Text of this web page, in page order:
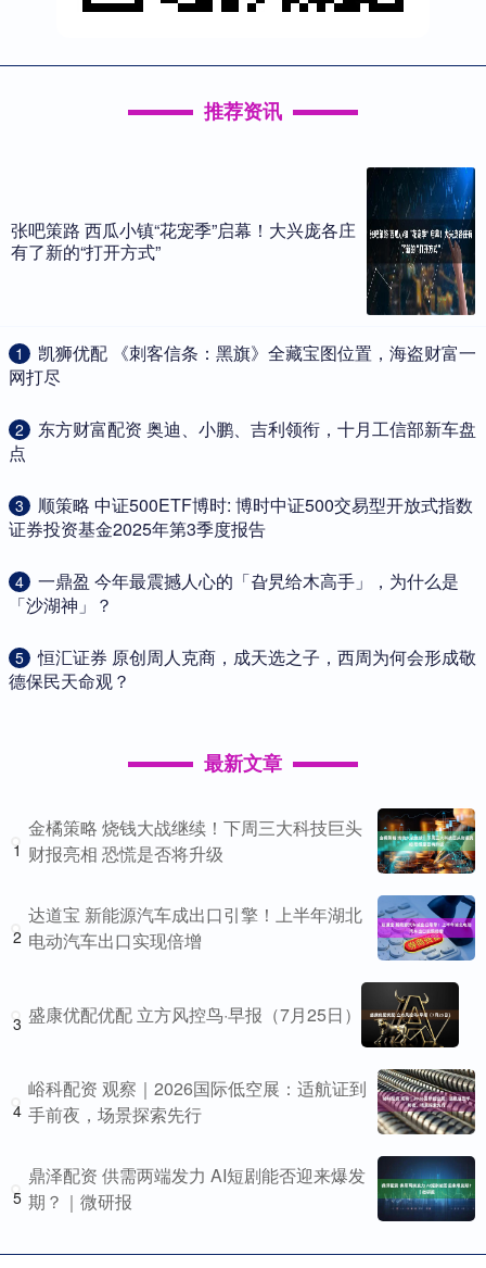
推荐资讯
张吧策路 西瓜小镇“花宠季”启幕！大兴庞各庄
有了新的“打开方式”
1
​凯狮优配 《刺客信条：黑旗》全藏宝图位置，海盗财富一
网打尽
2
​东方财富配资 奥迪、小鹏、吉利领衔，十月工信部新车盘
点
3
​顺策略 中证500ETF博时: 博时中证500交易型开放式指数
证券投资基金2025年第3季度报告
4
​一鼎盈 今年最震撼人心的「旮旯给木高手」，为什么是
「沙湖神」？
5
​恒汇证券 原创周人克商，成天选之子，西周为何会形成敬
德保民天命观？
最新文章
1
金橘策略 烧钱大战继续！下周三大科技巨头
财报亮相 恐慌是否将升级
2
达道宝 新能源汽车成出口引擎！上半年湖北
电动汽车出口实现倍增
3 盛康优配优配 立方风控鸟·早报（7月25日）
4
峪科配资 观察｜2026国际低空展：适航证到
手前夜，场景探索先行
5
鼎泽配资 供需两端发力 AI短剧能否迎来爆发
期？｜微研报